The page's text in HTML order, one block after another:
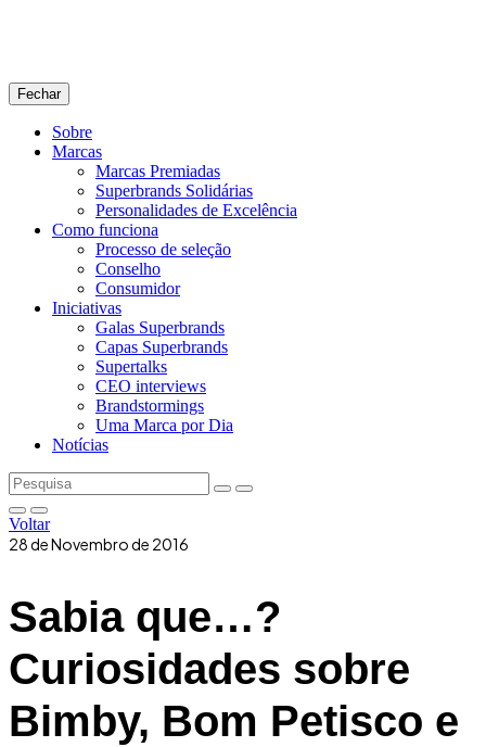
Fechar
Sobre
Marcas
Marcas Premiadas
Superbrands Solidárias
Personalidades de Excelência
Como funciona
Processo de seleção
Conselho
Consumidor
Iniciativas
Galas Superbrands
Capas Superbrands
Supertalks
CEO interviews
Brandstormings
Uma Marca por Dia
Notícias
Voltar
28 de Novembro de 2016
Sabia que…?
Curiosidades sobre
Bimby, Bom Petisco e